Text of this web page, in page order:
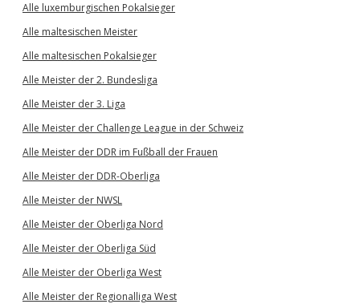
Alle luxemburgischen Pokalsieger
Alle maltesischen Meister
Alle maltesischen Pokalsieger
Alle Meister der 2. Bundesliga
Alle Meister der 3. Liga
Alle Meister der Challenge League in der Schweiz
Alle Meister der DDR im Fußball der Frauen
Alle Meister der DDR-Oberliga
Alle Meister der NWSL
Alle Meister der Oberliga Nord
Alle Meister der Oberliga Süd
Alle Meister der Oberliga West
Alle Meister der Regionalliga West